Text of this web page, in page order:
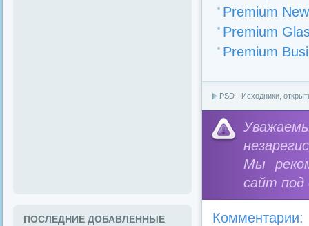
Premium
Premium
Premium
PSD - Исходники,
Мы
сайт под
Комментарии:
ПОСЛЕДНИЕ ДОБАВЛЕННЫЕ